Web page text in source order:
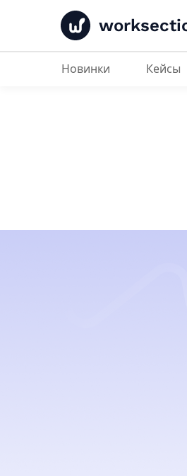
Новинки Кейсы